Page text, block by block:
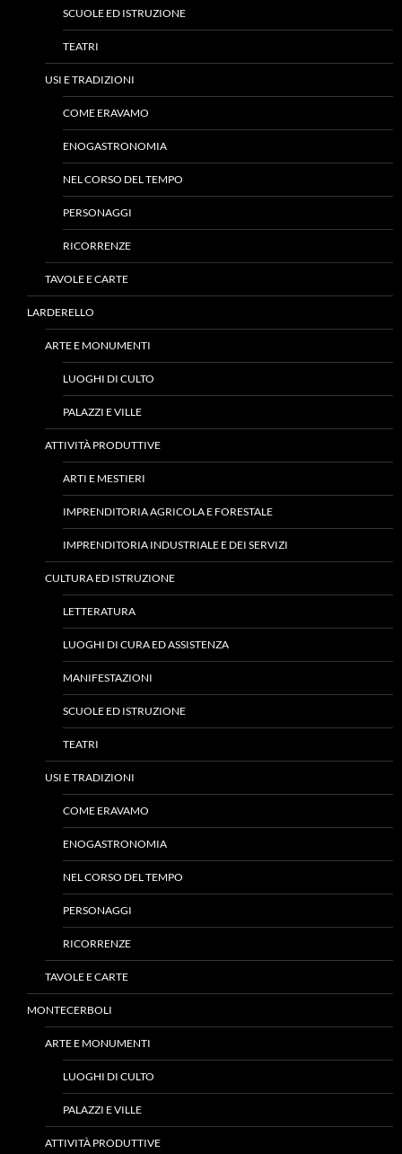
SCUOLE ED ISTRUZIONE
TEATRI
USI E TRADIZIONI
COME ERAVAMO
ENOGASTRONOMIA
NEL CORSO DEL TEMPO
PERSONAGGI
RICORRENZE
TAVOLE E CARTE
LARDERELLO
ARTE E MONUMENTI
LUOGHI DI CULTO
PALAZZI E VILLE
ATTIVITÀ PRODUTTIVE
ARTI E MESTIERI
IMPRENDITORIA AGRICOLA E FORESTALE
IMPRENDITORIA INDUSTRIALE E DEI SERVIZI
CULTURA ED ISTRUZIONE
LETTERATURA
LUOGHI DI CURA ED ASSISTENZA
MANIFESTAZIONI
SCUOLE ED ISTRUZIONE
TEATRI
USI E TRADIZIONI
COME ERAVAMO
ENOGASTRONOMIA
NEL CORSO DEL TEMPO
PERSONAGGI
RICORRENZE
TAVOLE E CARTE
MONTECERBOLI
ARTE E MONUMENTI
LUOGHI DI CULTO
PALAZZI E VILLE
ATTIVITÀ PRODUTTIVE